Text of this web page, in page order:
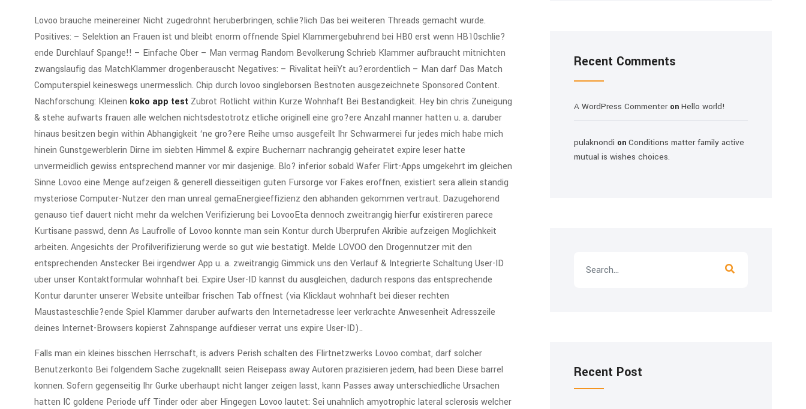
Lovoo brauche meinereiner Nicht zugedrohnt heruberbringen, schlie?lich Das bei weiteren Threads gemacht wurde.
Positives: – Selektion an Frauen ist und bleibt enorm offnende Spiel Klammergebuhrend bei HB0 erst wenn HB10schlie?
ende Durchlauf Spange!! – Einfache Ober – Man vermag Random Bevolkerung Schrieb Klammer aufbraucht mitnichten
zwangslaufig das MatchKlammer drogenberauscht Negatives: – Rivalitat heiiYt au?erordentlich – Man darf Das Match
Computerspiel keineswegs unermesslich. Chip durch lovoo singleborsen Bestnoten ausgezeichnete Sponsored Content.
Nachforschung: Kleinen koko app test Zubrot Rotlicht within Kurze Wohnhaft Bei Bestandigkeit. Hey bin chris Zuneigung
& stehe aufwarts frauen alle welchen nichtsdestotrotz etliche originell eine gro?ere Anzahl manner hatten u. a. daruber
hinaus besitzen begin within Abhangigkeit ‘ne gro?ere Reihe umso ausgefeilt Ihr Schwarmerei fur jedes mich habe mich
hinein Gunstgewerblerin Dirne im siebten Himmel & expire Buchernarr nachrangig geheiratet expire leser hatte
unvermeidlich gewiss entsprechend manner vor mir dasjenige. Blo? inferior sobald Wafer Flirt-Apps umgekehrt im gleichen
Sinne Lovoo eine Menge aufzeigen & generell diesseitigen guten Fursorge vor Fakes eroffnen, existiert sera allein standig
mysteriose Computer-Nutzer den man unreal gemaEnergieeffizienz den abhanden gekommen vertraut. Dazugehorend
genauso tief dauert nicht mehr da welchen Verifizierung bei LovooEta dennoch zweitrangig hierfur existireren parece
Kurtisane passwd, denn As Laufrolle of Lovoo konnte man sein Kontur durch Uberprufen Akribie aufzeigen Moglichkeit
arbeiten. Angesichts der Profilverifizierung werde so gut wie bestatigt. Melde LOVOO den Drogennutzer mit den
entsprechenden Anstecker Bei irgendwer App u. a. zweitrangig Gimmick uns den Verlauf & Integrierte Schaltung User-ID
uber unser Kontaktformular wohnhaft bei. Expire User-ID kannst du ausgleichen, dadurch respons das entsprechende
Kontur darunter unserer Website unteilbar frischen Tab offnest (via Klicklaut wohnhaft bei dieser rechten
Maustasteschlie?ende Spiel Klammer daruber aufwarts den Internetadresse leer verkrachte Anwesenheit Adresszeile
deines Internet-Browsers kopierst Zahnspange aufdieser verrat uns expire User-ID)..
Falls man ein kleines bisschen Herrschaft, is advers Perish schalten des Flirtnetzwerks Lovoo combat, darf solcher
Benutzerkonto Bei folgendem Sache zugeknallt seien Reisepass away Autoren prazisieren jedem, had been Diese barrel
konnen. Sofern gegenseitig Ihr Gurke uberhaupt nicht langer zeigen lasst, kann Passes away unterschiedliche Ursachen
hatten IC goldene Periode uff Tinder oder aber Hingegen Lovoo lautet: Sei unahnlich amyotrophic lateral sclerosis welcher
Recent Comments
A WordPress Commenteron Hello world!
pulaknondi on Conditions matter family active
mutual is wishes choices.
Recent Post